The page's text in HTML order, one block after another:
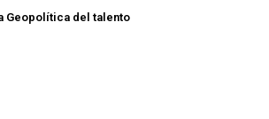
Geopolítica del talento